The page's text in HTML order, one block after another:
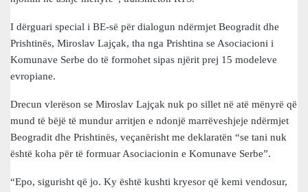
I dërguari special i BE-së për dialogun ndërmjet Beogradit dhe
Prishtinës, Miroslav Lajçak, tha nga Prishtina se Asociacioni i
Komunave Serbe do të formohet sipas njërit prej 15 modeleve
evropiane.
Drecun vlerëson se Miroslav Lajçak nuk po sillet në atë mënyrë që
mund të bëjë të mundur arritjen e ndonjë marrëveshjeje ndërmjet
Beogradit dhe Prishtinës, veçanërisht me deklaratën “se tani nuk
është koha për të formuar Asociacionin e Komunave Serbe”.
“Epo, sigurisht që jo. Ky është kushti kryesor që kemi vendosur,